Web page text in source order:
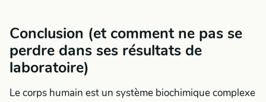
Conclusion (et comment ne pas se
perdre dans ses résultats de
laboratoire)
Le corps humain est un système biochimique complexe